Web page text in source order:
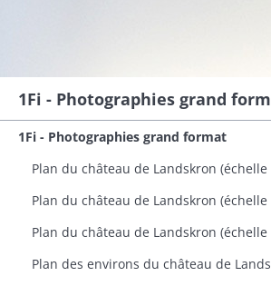
1Fi - Photographies grand
1Fi - Photographies grand format
Plan du château de Landskron (échelle
Plan des environs du château de